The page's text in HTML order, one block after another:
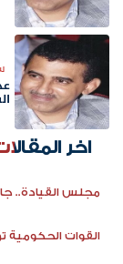
اخر
مجلس القيادة..
القوات الحكومية